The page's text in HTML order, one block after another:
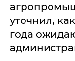
уточнил,
года